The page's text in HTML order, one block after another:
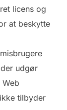
licens og
at beskytte
udgør
tilbyder